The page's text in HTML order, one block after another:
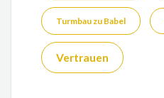
Turmbau zu Babel
Vertrauen